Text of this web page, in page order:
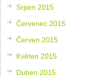
Srpen 2015
Červenec 2015
Červen 2015
Květen 2015
Duben 2015